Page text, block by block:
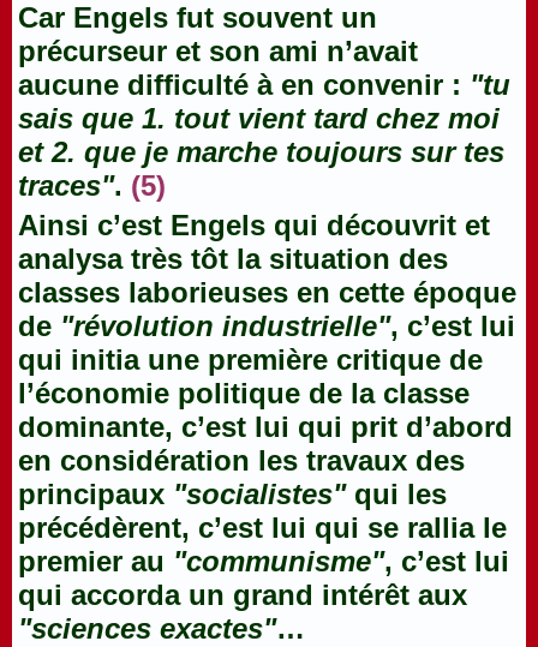
Car Engels fut souvent un
précurseur et son ami n’avait
aucune difficulté à en convenir : "tu
sais que 1. tout vient tard chez moi
et 2. que je marche toujours sur tes
traces". (5)
Ainsi c’est Engels qui découvrit et
analysa très tôt la situation des
classes laborieuses en cette époque
de "révolution industrielle", c’est lui
qui initia une première critique de
l’économie politique de la classe
dominante, c’est lui qui prit d’abord
en considération les travaux des
principaux "socialistes"qui les
précédèrent, c’est lui qui se rallia le
premier au "communisme", c’est lui
qui accorda un grand intérêt aux
"sciences exactes"…